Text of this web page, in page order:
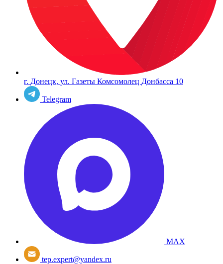
г. Донецк, ул. Газеты Комсомолец Донбасса 10
Telegram
MAX
tep.expert@yandex.ru